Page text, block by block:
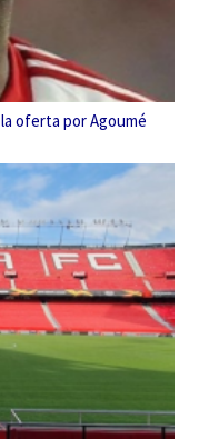
oferta por Agoumé